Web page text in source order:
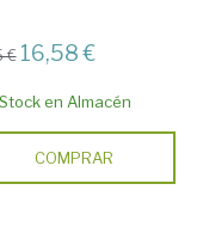
€ 16,58 €
Stock en Almacén
COMPRAR